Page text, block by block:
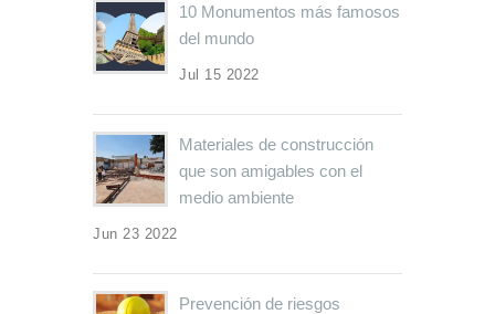
10 Monumentos más famosos
del mundo
Jul 15 2022
Materiales de construcción
que son amigables con el
medio ambiente
Jun 23 2022
Prevención de riesgos